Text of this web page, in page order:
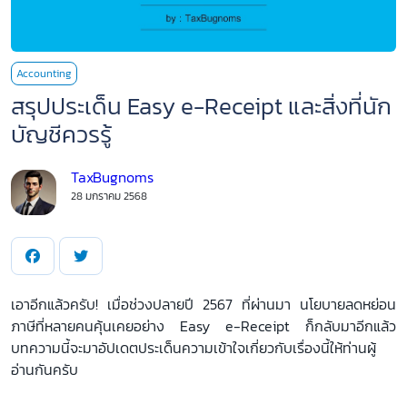
PREMIUM
CONTENT
Browse
CONTENT
PODCAST
Accounting
สรุปประเด็น Easy e-Receipt และสิ่งที่นัก
บัญชีควรรู้
TaxBugnoms
28 มกราคม 2568
เอาอีกแล้วครับ! เมื่อช่วงปลายปี 2567 ที่ผ่านมา นโยบายลดหย่อน
ภาษีที่หลายคนคุ้นเคยอย่าง Easy e-Receipt ก็กลับมาอีกแล้ว
บทความนี้จะมาอัปเดตประเด็นความเข้าใจเกี่ยวกับเรื่องนี้ให้ท่านผู้
อ่านกันครับ